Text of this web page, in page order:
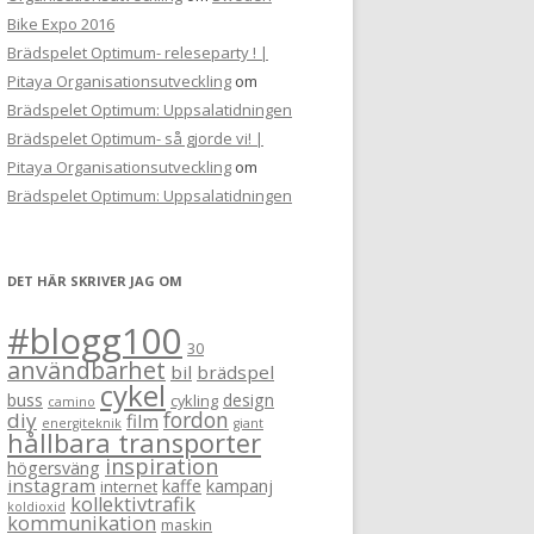
Bike Expo 2016
Brädspelet Optimum- releseparty ! |
Pitaya Organisationsutveckling om
Brädspelet Optimum: Uppsalatidningen
Brädspelet Optimum- så gjorde vi! |
Pitaya Organisationsutveckling om
Brädspelet Optimum: Uppsalatidningen
DET HÄR SKRIVER JAG OM
#blogg100 30
användbarhet bil brädspel
buss camino cykel cykling design
diy energiteknik film fordon giant
hållbara transporter
högersväng inspiration
instagram internet kaffe kampanj
koldioxid kollektivtrafik
kommunikation maskin